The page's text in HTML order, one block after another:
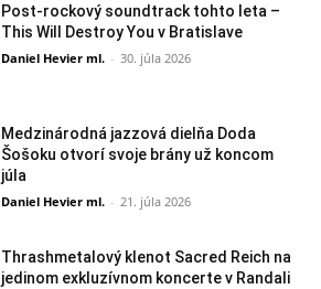
Post-rockový soundtrack tohto leta –
This Will Destroy You v Bratislave
Daniel Hevier ml. - 30. júla 2026
Medzinárodná jazzová dielňa Doda
Šošoku otvorí svoje brány už koncom
júla
Daniel Hevier ml. - 21. júla 2026
Thrashmetalový klenot Sacred Reich na
jedinom exkluzívnom koncerte v Randali